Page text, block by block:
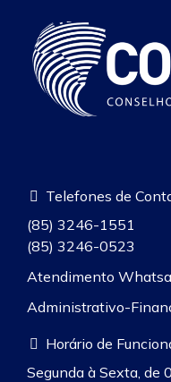
Telefones de
(85) 3246-1551
(85) 3246-0523
Atendimento
Administrativo-
Horário de
Segunda à Sexta, de